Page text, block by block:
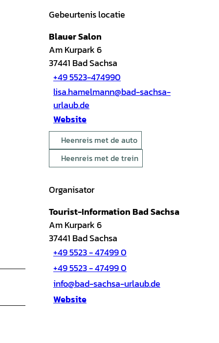
Gebeurtenis locatie
Blauer Salon
Am Kurpark 6
37441 Bad Sachsa
+49 5523-474990
lisa.hamelmann@bad-sachsa-
urlaub.de
Website
Heenreis met de auto
Heenreis met de trein
Organisator
Tourist-Information Bad Sachsa
Am Kurpark 6
37441 Bad Sachsa
+49 5523 - 47499 0
+49 5523 - 47499 0
info@bad-sachsa-urlaub.de
Website